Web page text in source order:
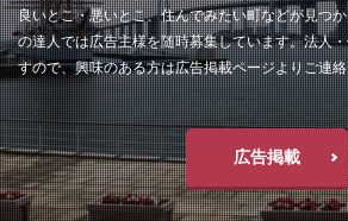
良いとこ・悪いとこ、住んでみたい町などが見つ
の達人では広告主様を随時募集しています。法人
すので、興味のある方は広告掲載ページよりご連
広告掲載